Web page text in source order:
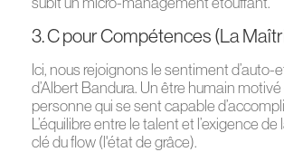
3. C pour Compétences (La
Ici, nous rejoignons le sentiment d’auto-
d’Albert Bandura. Un être humain
personne qui se sent capable
L’équilibre entre le talent et l’exigence
clé du flow (l'état de grâce).